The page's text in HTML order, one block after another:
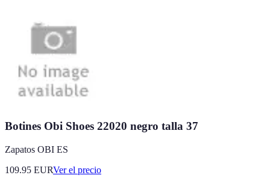
Botines Obi Shoes 22020 negro talla 37
Zapatos OBI ES
109.95 EURVer el precio